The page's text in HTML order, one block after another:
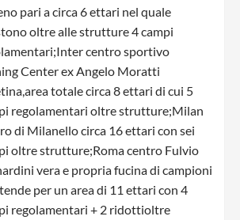
pari a circa 6 ettari nel quale
oltre alle strutture 4 campi
centro sportivo
Center ex Angelo Moratti
totale circa 8 ettari di cui 5
regolamentari oltre strutture;Milan
di Milanello circa 16 ettari con sei
oltre strutture;Roma centro Fulvio
vera e propria fucina di campioni
per un area di 11 ettari con 4
regolamentari + 2 ridottioltre